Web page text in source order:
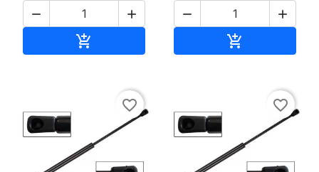
 

 

favorite_border favorite_border